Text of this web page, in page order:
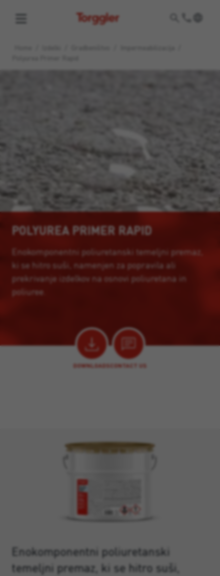
Torggler
POLYUREA PRIMER RAPID
Enokomponentni poliuretanski temeljni premaz,
ki se hitro suši, namenjen za popravila ali
prekrivanje izdelkov na osnovi poliuretana in
poliuree.
DOWNLOADSCONTACT US
Enokomponentni poliuretanski
temeljni premaz, ki se hitro suši,